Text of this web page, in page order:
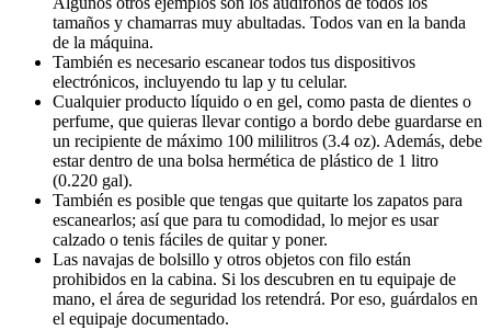
tamaños y chamarras muy abultadas. Todos van en la banda
de la máquina.
También es necesario escanear todos tus dispositivos
electrónicos, incluyendo tu lap y tu celular.
Cualquier producto líquido o en gel, como pasta de dientes o
perfume, que quieras llevar contigo a bordo debe guardarse en
un recipiente de máximo 100 mililitros (3.4 oz). Además, debe
estar dentro de una bolsa hermética de plástico de 1 litro
(0.220 gal).
También es posible que tengas que quitarte los zapatos para
escanearlos; así que para tu comodidad, lo mejor es usar
calzado o tenis fáciles de quitar y poner.
Las navajas de bolsillo y otros objetos con filo están
prohibidos en la cabina. Si los descubren en tu equipaje de
mano, el área de seguridad los retendrá. Por eso, guárdalos en
el equipaje documentado.